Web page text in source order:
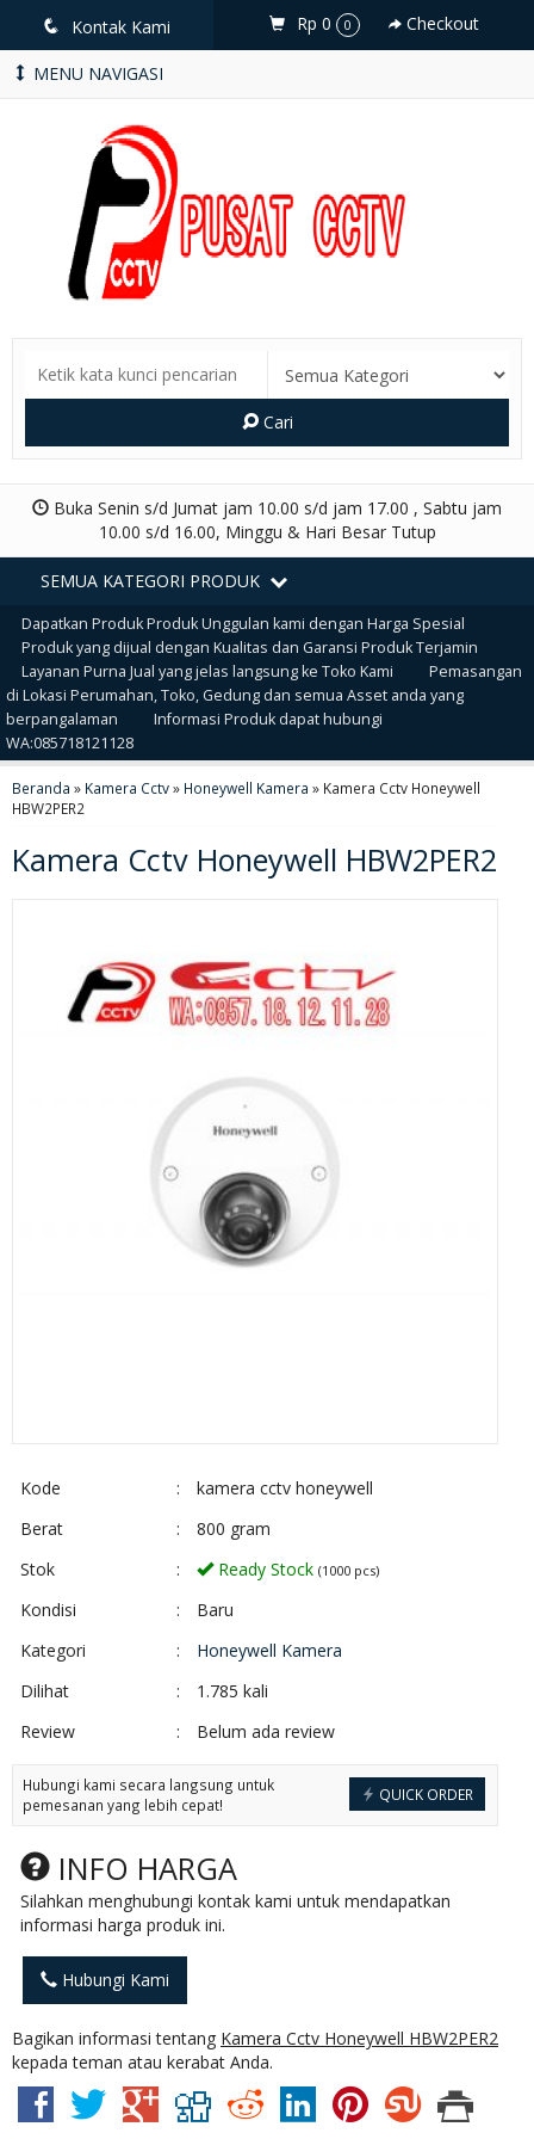
q Kontak Kami Rp 0 0 Checkout
MENU NAVIGASI
Cari
Buka Senin s/d Jumat jam 10.00 s/d jam 17.00 , Sabtu jam
10.00 s/d 16.00, Minggu & Hari Besar Tutup
SEMUA KATEGORI PRODUK
Dapatkan Produk Produk Unggulan kami dengan Harga Spesial
Produk yang dijual dengan Kualitas dan Garansi Produk Terjamin
Layanan Purna Jual yang jelas langsung ke Toko Kami
Pemasangan
di Lokasi Perumahan, Toko, Gedung dan semua Asset anda yang
berpangalaman
Informasi Produk dapat hubungi
WA:085718121128
Beranda » Kamera Cctv» Honeywell Kamera » Kamera Cctv Honeywell
HBW2PER2
Kamera Cctv Honeywell HBW2PER2
Kode :
kamera cctv honeywell
Berat
:
800 gram
Stok
: Ready Stock (1000 pcs)
Kondisi :
Baru
Kategori
:
Honeywell Kamera
Dilihat
:
1.785 kali
Review
: Belum ada review
QUICK ORDER
Hubungi kami secara langsung untuk
pemesanan yang lebih cepat!
INFO HARGA
Silahkan menghubungi kontak kami untuk mendapatkan
informasi harga produk ini.
Hubungi Kami
Bagikan informasi tentang Kamera Cctv Honeywell HBW2PER2
kepada teman atau kerabat Anda.